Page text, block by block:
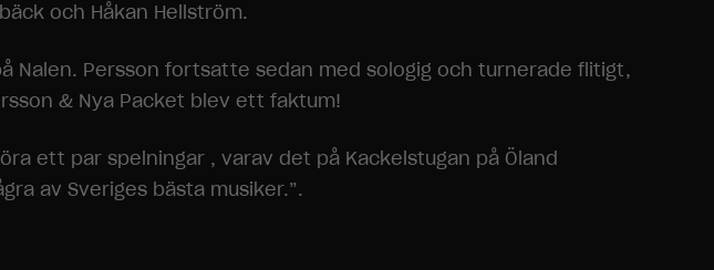
och Håkan Hellström.
Nalen. Persson fortsatte sedan med sologig och turnerade flitigt,
& Nya Packet blev ett faktum!
ett par spelningar , varav det på Kackelstugan på Öland
av Sveriges bästa musiker.”.